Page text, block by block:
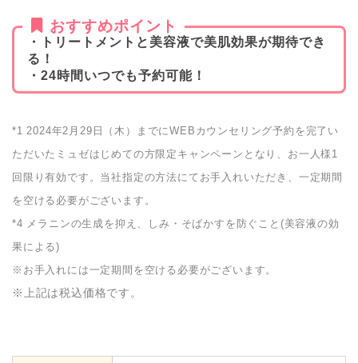
おすすめポイント
・トリートメントと美容液で美肌効果が期待でき
る！
・24時間いつでも予約可能！
*1 2024年2月29日（木）までにWEBカウンセリング予約を完了い
ただいたミュゼはじめての方限定キャンペーンとなり、お一人様1
回限り有効です。当社指定の方法にてお手入れいただき、一定期間
を空ける必要がございます。
*4 メラニンの生成を抑え、しみ・そばかすを防ぐこと(美容液の効
果による)
※お手入れには一定期間を空ける必要がございます。
※上記は税込価格です。